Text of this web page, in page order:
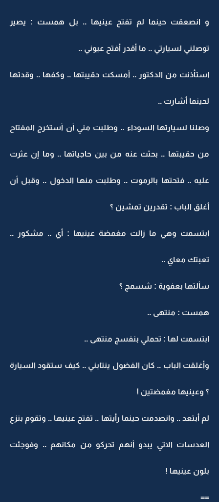
و انصعقت حينما لم تفتح عينيها .. بل همست : يصير
توصلني لسيارتي .. ما أقدر أفتح عيوني ..
استأذنت من الدكتور .. أمسكت حقيبتها .. وكفها .. وقدتها
لحينما أشارت ..
وصلنا لسيارتها السوداء .. وطلبت مني أن أستخرج المفتاح
من حقيبتها .. بحثت عنه من بين حاجياتها .. وما إن عثرت
عليه .. فتحتها بالرموت .. وطلبت منها الدخول .. وقبل أن
أغلق الباب : تقدرين تمشين ؟
ابتسمت وهي ما زالت مغمضة عينيها : أي .. مشكور ..
تعبتك معاي ..
سألتها بعفوية : شسمج ؟
همست : منتهى ..
ابتسمت لها : تحملي بنفسج منتهى ..
وأغلقت الباب .. كان الفضول ينتابني .. كيف ستقود السيارة
؟ وعينيها مغمضتين !
لم أبتعد .. وانصدمت حينما رأيتها .. تفتح عينيها .. وتقوم بنزع
العدسات الاتي يبدو أنهم تحركو من مكانهم .. وفوجئت
بلون عينيها !
==